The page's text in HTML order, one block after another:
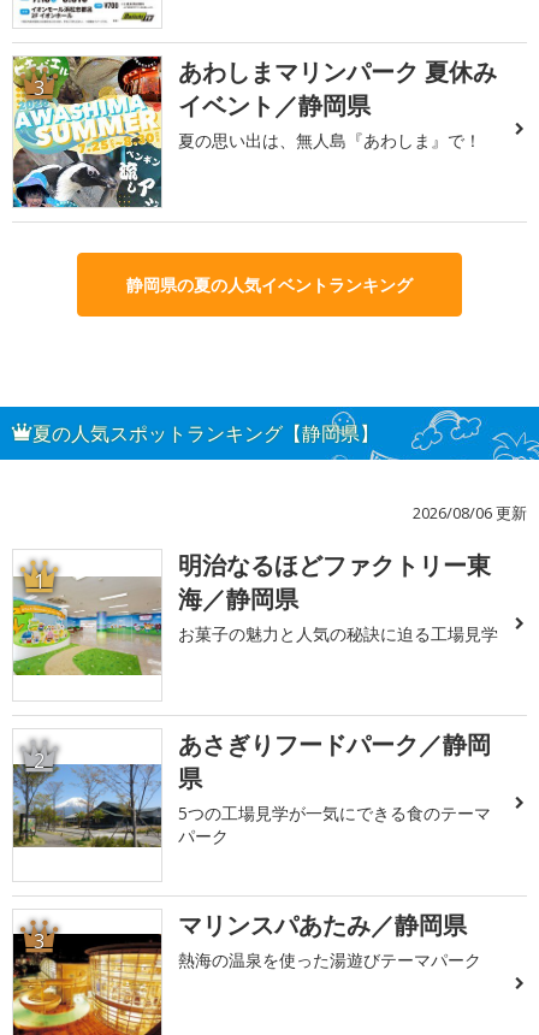
3
あわしまマリンパーク 夏休み
イベント／静岡県
夏の思い出は、無人島『あわしま』で！
静岡県の夏の人気イベントランキング
夏の人気スポットランキング【静岡県】
2026/08/06 更新
1
明治なるほどファクトリー東
海／静岡県
お菓子の魅力と人気の秘訣に迫る工場見学
2
あさぎりフードパーク／静岡
県
5つの工場見学が一気にできる食のテーマ
パーク
3 マリンスパあたみ／静岡県
熱海の温泉を使った湯遊びテーマパーク